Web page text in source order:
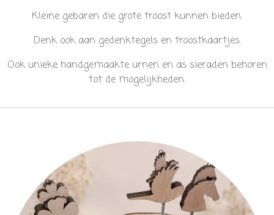
Kleine gebaren die grote troost kunnen bieden.
Denk ook aan gedenktegels en troostkaartjes.
Ook unieke handgemaakte urnen en as sieraden behoren
tot de mogelijkheden.